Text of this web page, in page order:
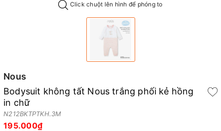
Click chuột lên hình để phóng to
Nous
Bodysuit không tất Nous trắng phối kẻ hồng
in chữ
N212BKTPTKH.3M
195.000₫